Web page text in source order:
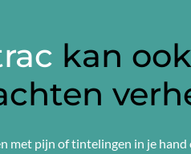
kan
met pijn of tintelingen in je